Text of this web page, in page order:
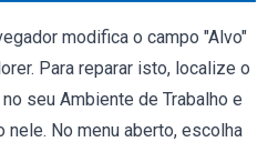
modifica o campo "Alvo"
Para reparar isto, localize o
seu Ambiente de Trabalho e
No menu aberto, escolha